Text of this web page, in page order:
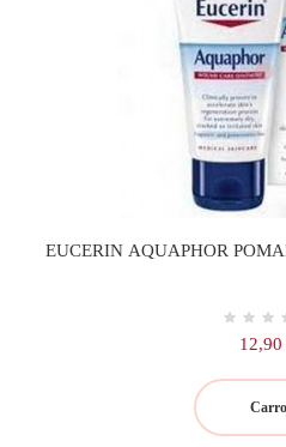
EUCERIN AQUAPHOR
Precio
12,90
Carro